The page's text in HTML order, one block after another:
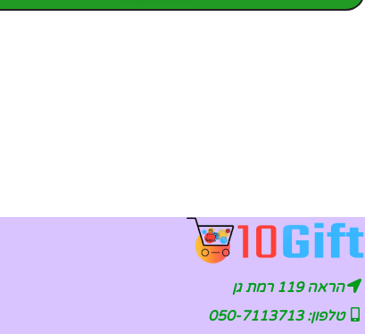
הראה 119 רמת גן
טלפון: 050-7113713